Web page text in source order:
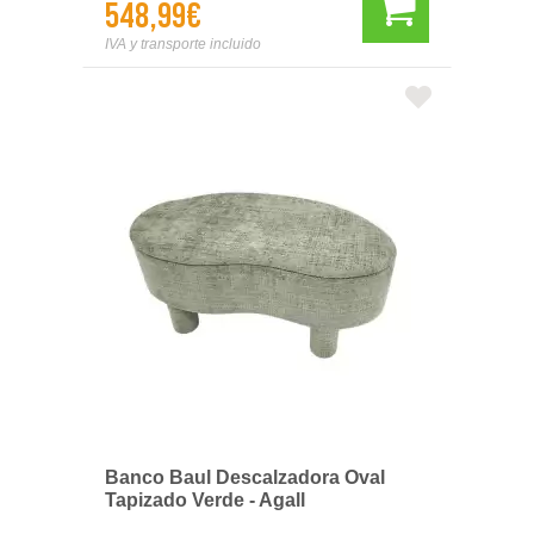
548,99€
IVA y transporte incluido
Banco Baul Descalzadora Oval
Tapizado Verde - Agall